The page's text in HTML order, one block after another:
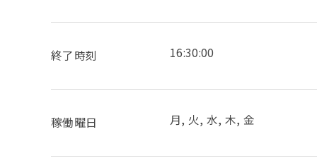
終了時刻 16:30:00
稼働曜日 月, 火, 水, 木, 金